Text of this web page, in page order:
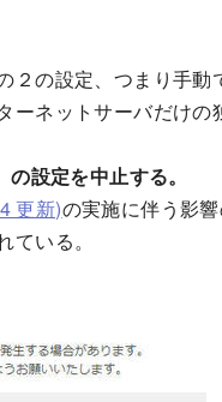
の設定、つまり手動
ネットサーバだけ
設定を中止する。
更新)の実施に伴う影
いる。